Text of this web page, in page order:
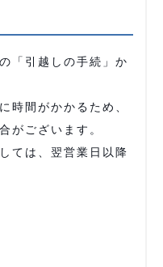
「引越しの手続」か
時間がかかるため、
がございます。
ては、翌営業日以降